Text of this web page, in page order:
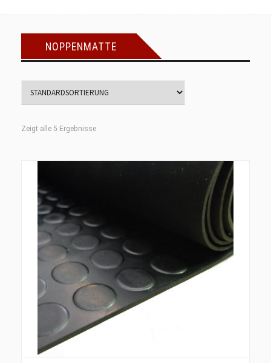
NOPPENMATTE
Zeigt alle 5 Ergebnisse